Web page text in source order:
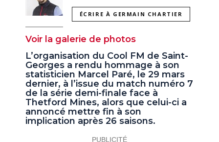
ÉCRIRE À GERMAIN CHARTIER
Voir la galerie de photos
L’organisation du Cool FM de Saint-
Georges a rendu hommage à son
statisticien Marcel Paré, le 29 mars
dernier, à l’issue du match numéro 7
de la série demi-finale face à
Thetford Mines, alors que celui-ci a
annoncé mettre fin à son
implication après 26 saisons.